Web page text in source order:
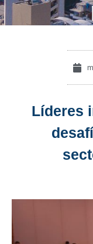
Líderes